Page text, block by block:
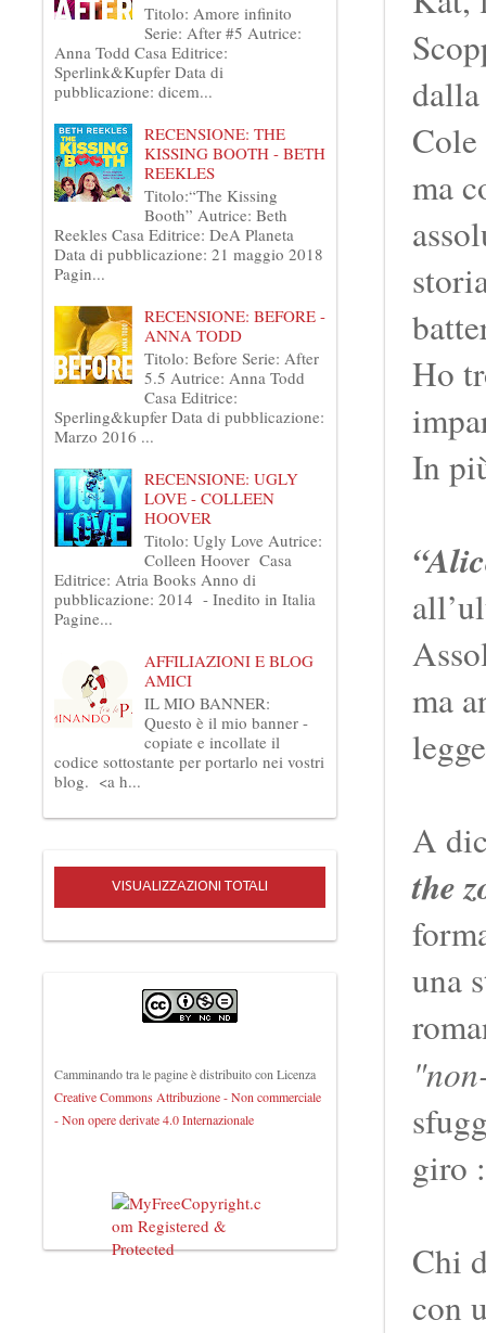
ma
Ho
In
ma
A
the
una
giro
Chi
con
Titolo: Amore infinito
Serie: After #5 Autrice:
Anna Todd Casa Editrice:
Sperlink&Kupfer Data di
pubblicazione: dicem...
RECENSIONE: THE
KISSING BOOTH - BETH
REEKLES
Titolo:“The Kissing
Booth” Autrice: Beth
Reekles Casa Editrice: DeA Planeta
Data di pubblicazione: 21 maggio 2018
Pagin...
RECENSIONE: BEFORE -
ANNA TODD
Titolo: Before Serie: After
5.5 Autrice: Anna Todd
Casa Editrice:
Sperling&kupfer Data di pubblicazione:
Marzo 2016 ...
RECENSIONE: UGLY
LOVE - COLLEEN
HOOVER
Titolo: Ugly Love Autrice:
Colleen Hoover Casa
Editrice: Atria Books Anno di
pubblicazione: 2014 - Inedito in Italia
Pagine...
AFFILIAZIONI E BLOG
AMICI
IL MIO BANNER:
Questo è il mio banner -
copiate e incollate il
codice sottostante per portarlo nei vostri
blog. <a h...
VISUALIZZAZIONI TOTALI
Camminando tra le pagineè distribuito con Licenza
Creative Commons Attribuzione - Non commerciale
- Non opere derivate 4.0 Internazionale